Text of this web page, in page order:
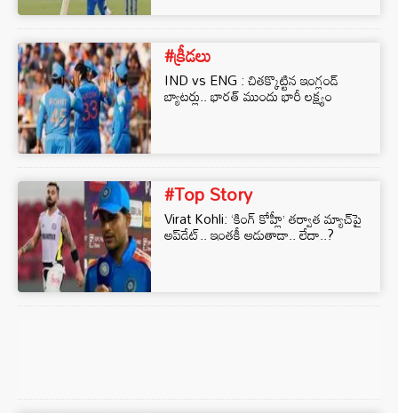
#క్రీడలు
IND vs ENG : చితక్కొట్టిన ఇంగ్లండ్
బ్యాటర్లు.. భారత్ ముందు భారీ లక్ష్యం
#Top Story
Virat Kohli: ‘కింగ్ కోహ్లీ’ తర్వాత మ్యాచ్‌పై
అప్‌డేట్.. ఇంతకీ ఆడుతాడా.. లేదా..?